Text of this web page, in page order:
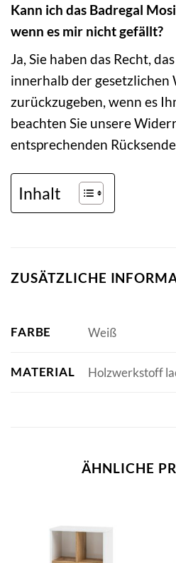
Kann ich das Badregal
wenn es mir nicht gefällt?
Ja, Sie haben das Recht, das
innerhalb der
zurückzugeben, wenn es
beachten Sie unsere
entsprechenden
Inhalt
ZUSÄTZLICHE
FARBE Weiß
MATERIAL Holzwerkstoff
ÄHNLICHE